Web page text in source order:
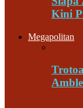
Kini
Megapolitan